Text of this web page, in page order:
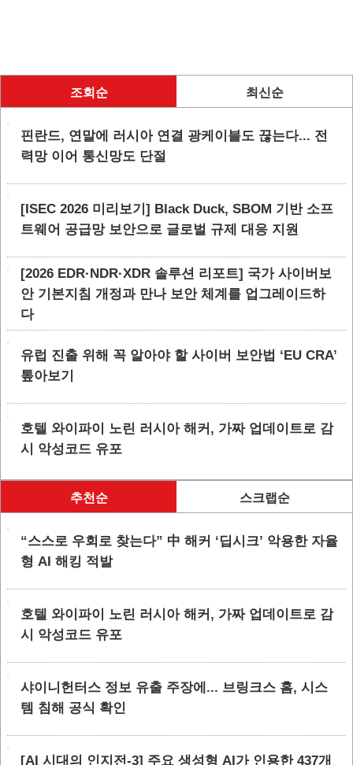
조회순 최신순
핀란드, 연말에 러시아 연결 광케이블도 끊는다... 전
력망 이어 통신망도 단절
[ISEC 2026 미리보기] Black Duck, SBOM 기반 소프
트웨어 공급망 보안으로 글로벌 규제 대응 지원
[2026 EDR·NDR·XDR 솔루션 리포트] 국가 사이버보
안 기본지침 개정과 만나 보안 체계를 업그레이드하
다
유럽 진출 위해 꼭 알아야 할 사이버 보안법 ‘EU CRA’
톺아보기
호텔 와이파이 노린 러시아 해커, 가짜 업데이트로 감
시 악성코드 유포
추천순 스크랩순
“스스로 우회로 찾는다” 中 해커 ‘딥시크’ 악용한 자율
형 AI 해킹 적발
호텔 와이파이 노린 러시아 해커, 가짜 업데이트로 감
시 악성코드 유포
샤이니헌터스 정보 유출 주장에... 브링크스 홈, 시스
템 침해 공식 확인
[AI 시대의 인지전-3] 주요 생성형 AI가 인용한 437개